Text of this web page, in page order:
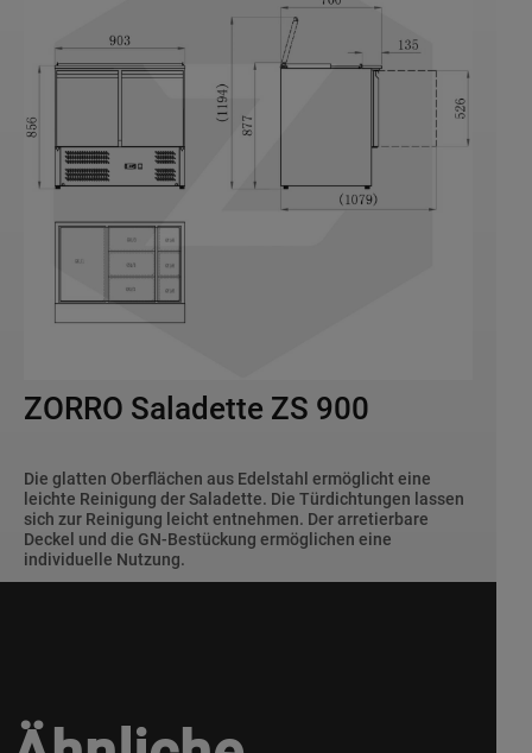
ZORRO Saladette ZS 900
Die glatten Oberflächen aus Edelstahl ermöglicht eine
leichte Reinigung der Saladette. Die Türdichtungen lassen
sich zur Reinigung leicht entnehmen. Der arretierbare
Deckel und die GN-Bestückung ermöglichen eine
individuelle Nutzung.